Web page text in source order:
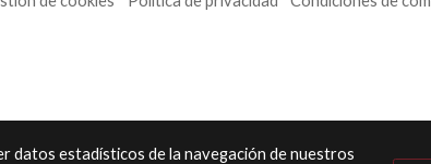
datos estadísticos de la navegación de nuestros